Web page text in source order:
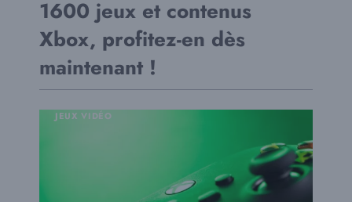
1600 jeux et contenus
Xbox, profitez-en dès
maintenant !
JEUX VIDÉO